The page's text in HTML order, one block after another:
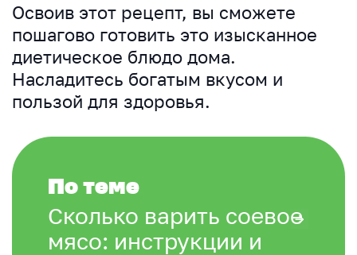
Освоив этот рецепт, вы сможете
пошагово готовить это изысканное
диетическое блюдо дома.
Насладитесь богатым вкусом и
пользой для здоровья.
По теме
Сколько варить соевое
мясо: инструкции и